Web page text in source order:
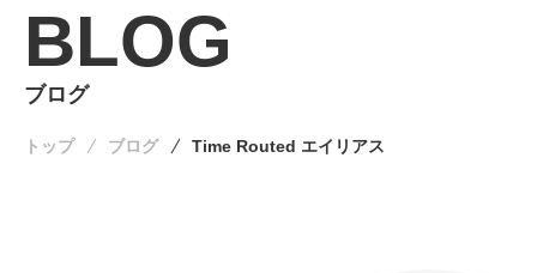
BLOG
ブログ
トップ ブログ Time Routed エイリアス